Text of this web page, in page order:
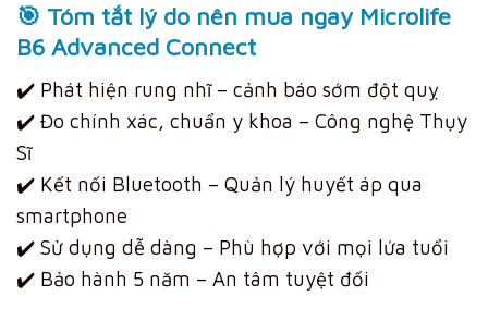
🎯 Tóm tắt lý do nên mua ngay Microlife
B6 Advanced Connect
✔️ Phát hiện rung nhĩ – cảnh báo sớm đột quỵ
✔️ Đo chính xác, chuẩn y khoa – Công nghệ Thụy
Sĩ
✔️ Kết nối Bluetooth – Quản lý huyết áp qua
smartphone
✔️ Sử dụng dễ dàng – Phù hợp với mọi lứa tuổi
✔️ Bảo hành 5 năm – An tâm tuyệt đối